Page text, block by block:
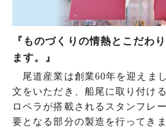
『ものづくりの情熱とこだわ
ます。』
尾道産業は創業60年を迎えま
文をいただき、船尾に取り付け
ロペラが搭載されるスタンフレ
要となる部分の製造を行ってき